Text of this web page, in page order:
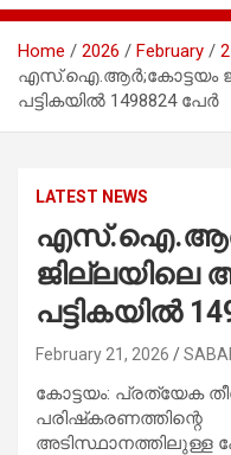
Home 2026 February
എസ്.ഐ.ആര്‍;കോട്ടയം
പട്ടികയില്‍ 1498824 പേര്‍
LATEST NEWS
ജില്ലയിലെ
പട്ടികയില്‍
February 21, 2026
കോട്ടയം: പ്രത്യേക
പരിഷ്‌കരണത്തിന്റെ
അടിസ്ഥാനത്തിലുള്ള